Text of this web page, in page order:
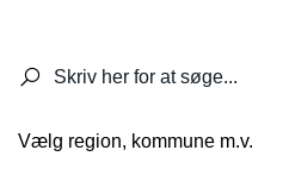
Vælg region, kommune m.v.